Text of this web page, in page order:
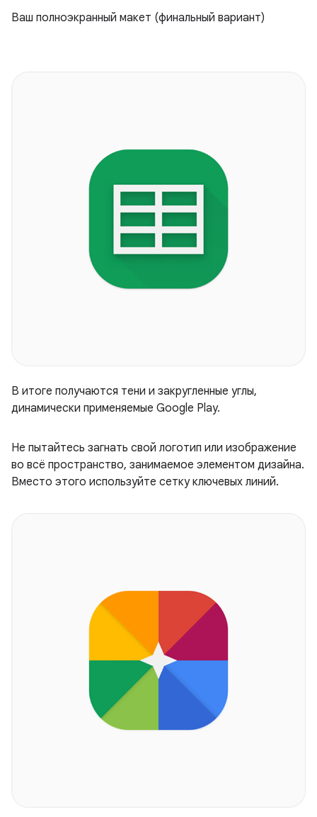
Ваш полноэкранный макет (финальный вариант)
В итоге получаются тени и закругленные углы,
динамически применяемые Google Play.
Не пытайтесь загнать свой логотип или изображение
во всё пространство, занимаемое элементом дизайна.
Вместо этого используйте сетку ключевых линий.